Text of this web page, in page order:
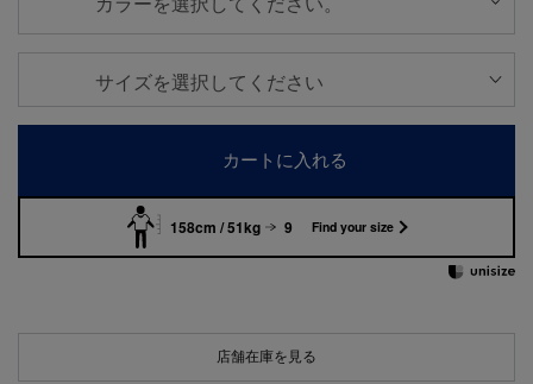
カートに入れる
158cm / 51kg 9 Find your size
店舗在庫を見る